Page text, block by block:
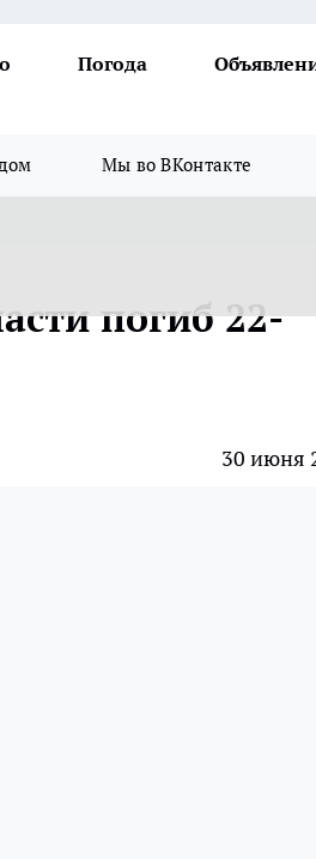
Погода
Мы во ВКонтакте
погиб 22-
30 июня